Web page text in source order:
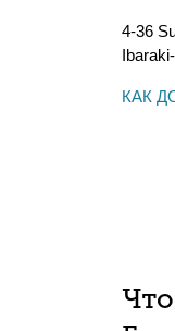
4-36
КАК